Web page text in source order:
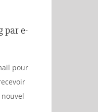
par e-
pour